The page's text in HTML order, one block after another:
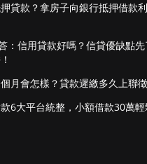
貸款？拿房子向銀行抵押借款
：信用貸款好嗎？信貸優缺點
月會怎樣？貸款遲繳多久上聯
6大平台統整，小額借款30萬輕